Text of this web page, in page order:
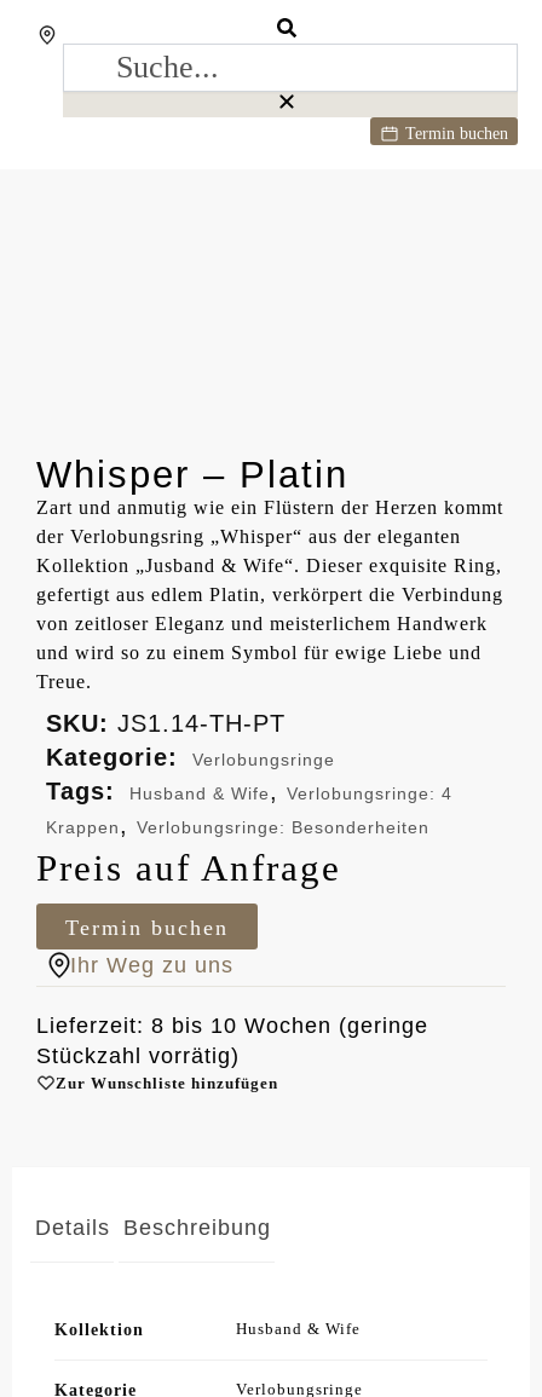
Termin buchen
Whisper – Platin
Zart und anmutig wie ein Flüstern der Herzen kommt
der Verlobungsring „Whisper“ aus der eleganten
Kollektion „Jusband & Wife“. Dieser exquisite Ring,
gefertigt aus edlem Platin, verkörpert die Verbindung
von zeitloser Eleganz und meisterlichem Handwerk
und wird so zu einem Symbol für ewige Liebe und
Treue.
SKU: JS1.14-TH-PT
Kategorie:
Verlobungsringe
Tags: Husband & Wife,
Verlobungsringe: 4
Krappen, Verlobungsringe: Besonderheiten
Preis auf Anfrage
Termin buchen
Ihr Weg zu uns
Lieferzeit: 8 bis 10 Wochen (geringe
Stückzahl vorrätig)
Zur Wunschliste hinzufügen
Details Beschreibung
Kollektion Husband & Wife
Kategorie Verlobungsringe